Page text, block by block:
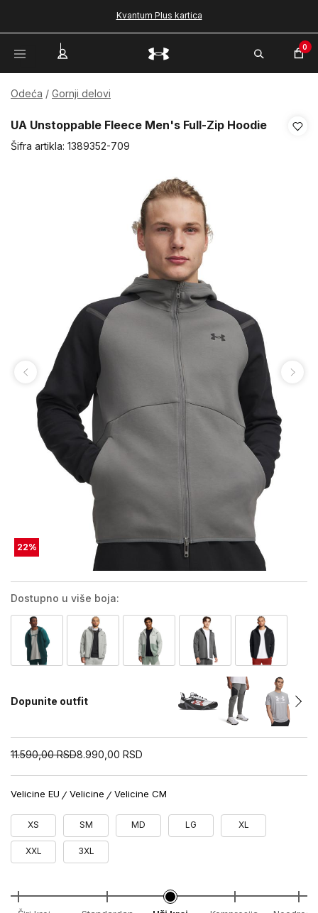
Kvantum Plus kartica
0
Odeća Gornji delovi
UA Unstoppable Fleece Men's Full-Zip Hoodie
Šifra artikla: 1389352-709
22%
Dostupno u više boja:
Dopunite outfit
11.590,00 RSD8.990,00 RSD
Velicine EU Velicine Velicine CM
XS SM MD LG XL
XXL 3XL